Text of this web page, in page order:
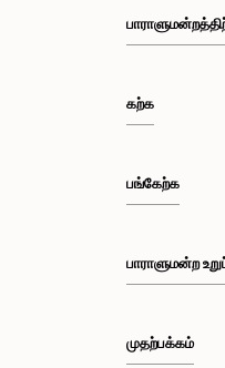
கற்க
பங்கேற்க
பாராளுமன்ற
முதற்பக்கம்